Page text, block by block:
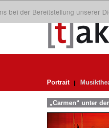
bei der Bereitstellung unserer
Portrait
„Carmen“ unter